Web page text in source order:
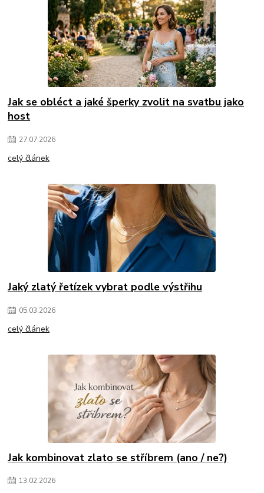
Jak se obléct a jaké šperky zvolit na svatbu jako
host
27.07.2026
celý článek
Jaký zlatý řetízek vybrat podle výstřihu
05.03.2026
celý článek
Jak kombinovat zlato se stříbrem (ano / ne?)
13.02.2026